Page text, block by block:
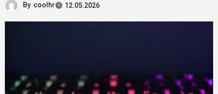
By coolhr 12.05.2026